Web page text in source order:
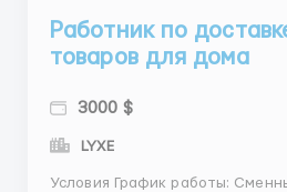
Работник по
товаров для дома
3000 $
LYXE
Условия График работы: Сменный Опыт работы: Без